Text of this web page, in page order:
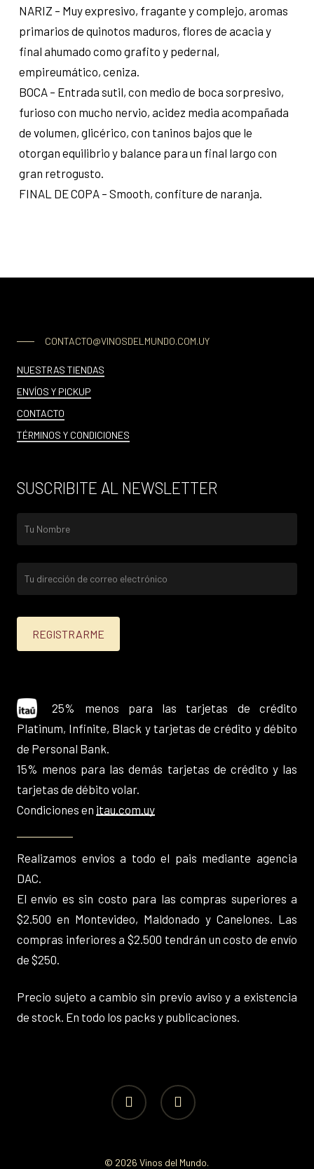
NARIZ – Muy expresivo, fragante y complejo, aromas
primarios de quinotos maduros, flores de acacia y
final ahumado como grafito y pedernal,
empireumático, ceniza.
BOCA – Entrada sutil, con medio de boca sorpresivo,
furioso con mucho nervio, acidez media acompañada
de volumen, glicérico, con taninos bajos que le
otorgan equilibrio y balance para un final largo con
gran retrogusto.
FINAL DE COPA – Smooth, confiture de naranja.
CONTACTO@VINOSDELMUNDO.COM.UY
NUESTRAS TIENDAS
ENVÍOS Y PICKUP
CONTACTO
TÉRMINOS Y CONDICIONES
SUSCRIBITE AL NEWSLETTER
25% menos para las tarjetas de crédito
Platinum, Infinite, Black y tarjetas de crédito y débito
de Personal Bank.
15% menos para las demás tarjetas de crédito y las
tarjetas de débito volar.
Condiciones en itau.com.uy
Realizamos envios a todo el pais mediante agencia
DAC.
El envío es sin costo para las compras superiores a
$2.500 en Montevideo, Maldonado y Canelones. Las
compras inferiores a $2.500 tendrán un costo de envío
de $250.
Precio sujeto a cambio sin previo aviso y a existencia
de stock. En todo los packs y publicaciones.
facebook instagram
© 2026 Vinos del Mundo.